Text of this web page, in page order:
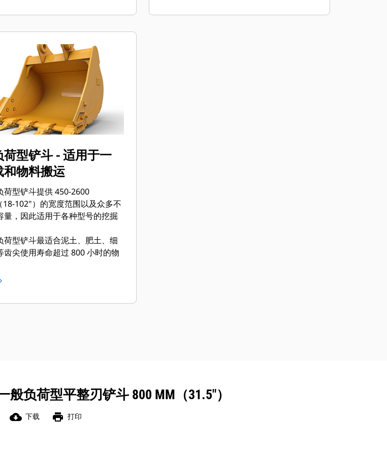
。
尖提供多种选择，确保适合您的
用。 无论您需要获得平整的挖掘
是挖掘坚硬、磨蚀性的物料，总
款齿尖解决方案适合您。
Cat 抓销式快速连接器配套使用时，可
荷型铲斗 - 适用于一
和物料搬运
荷型铲斗提供 450-2600
102"）的宽度范围以及众多不
量，因此适用于各种型号的挖掘
荷型铲斗最适合泥土、肥土、细
齿尖使用寿命超过 800 小时的物
荷型铲斗的侧边、底部和基部加
负荷型铲斗。
连接器或 CW 专用连接器配套使
负荷型平整刃铲斗 800 MM（31.5"）
cloud_download 下载 print 打印